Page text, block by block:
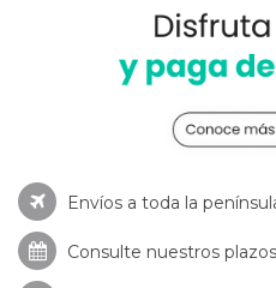
Envíos a toda la
Consulte nuestros